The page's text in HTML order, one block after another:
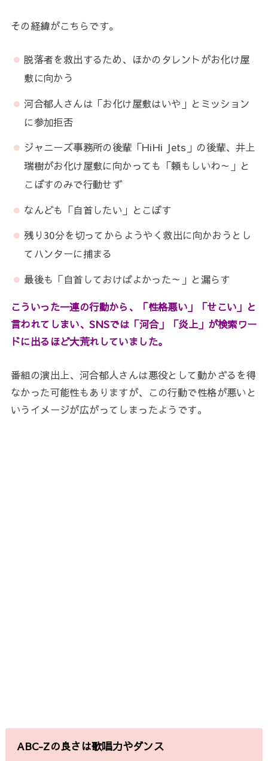
その経緯がこちらです。
脱落者を救出するため、ほかのタレントがお化け屋
敷に向かう
河合郁人さんは「お化け屋敷はいや」とミッション
に参加拒否
ジャニーズ事務所の後輩「HiHi Jets」の後輩、井上
瑞樹がお化け屋敷に向かっても「頼もしいわ～」と
こぼすのみで行動せず
なんども「自首したい」とこぼす
残り30分を切ってからようやく救出に向かおうとし
てハンターに捕まる
最後も「自首しておけばよかった～」と漏らす
こういった一連の行動から、「性格悪い」「せこい」と
言われてしまい、SNSでは「河合」「炎上」が検索ワー
ドに出るほど大荒れしていました。
番組の演出上、河合郁人さんは悪役として動かざるを得
なかった可能性もありますが、この行動で性格が悪いと
いうイメージが広がってしまったようです。
ABC-Zの良さは歌唱力やダンス